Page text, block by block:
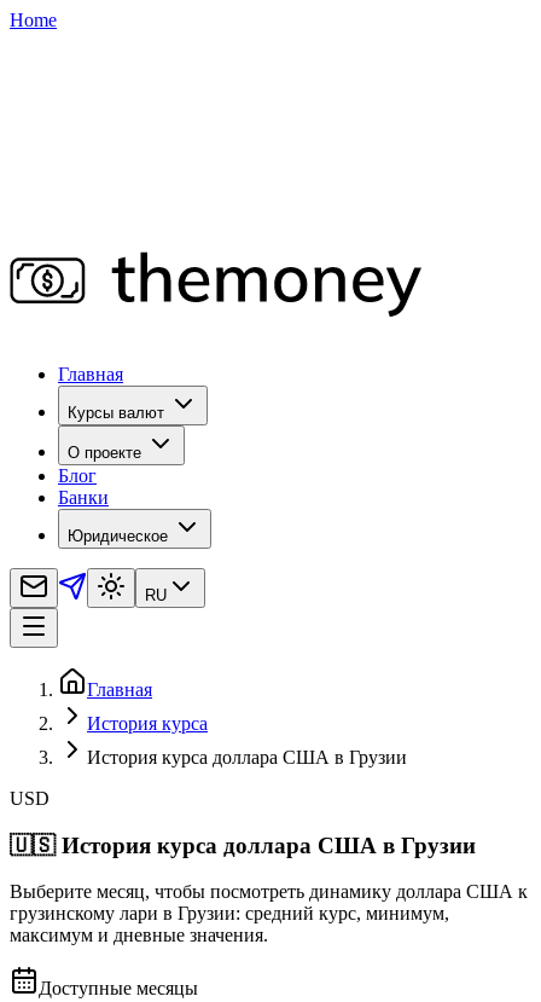
Home
Главная
Курсы валют
О проекте
Блог
Банки
Юридическое
RU
Главная
История курса
История курса доллара США в Грузии
USD
🇺🇸 История курса доллара США в Грузии
Выберите месяц, чтобы посмотреть динамику доллара США к
грузинскому лари в Грузии: средний курс, минимум,
максимум и дневные значения.
Доступные месяцы